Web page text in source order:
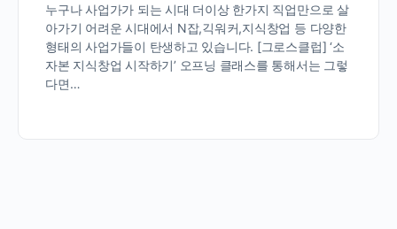
누구나 사업가가 되는 시대 더이상 한가지 직업만으로 살
아가기 어려운 시대에서 N잡,긱워커,지식창업 등 다양한
형태의 사업가들이 탄생하고 있습니다. [그로스클럽] ‘소
자본 지식창업 시작하기’ 오프닝 클래스를 통해서는 그렇
다면…